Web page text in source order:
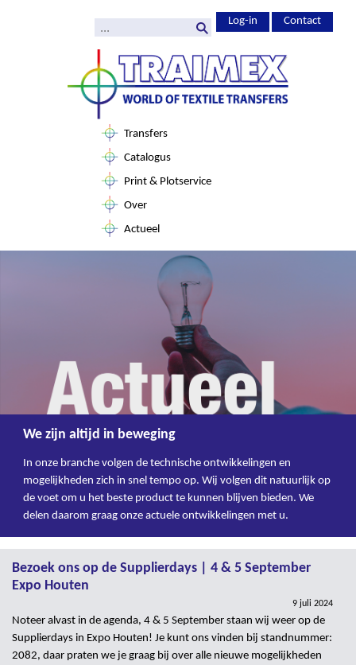
Log-in Contact
Transfers
Catalogus
Print & Plotservice
Over
Actueel
We zijn altijd in beweging
In onze branche volgen de technische ontwikkelingen en
mogelijkheden zich in snel tempo op. Wij volgen dit natuurlijk op
de voet om u het beste product te kunnen blijven bieden. We
delen daarom graag onze actuele ontwikkelingen met u.
Bezoek ons op de Supplierdays | 4 & 5 September
Expo Houten
9 juli 2024
Noteer alvast in de agenda, 4 & 5 September staan wij weer op de
Supplierdays in Expo Houten! Je kunt ons vinden bij standnummer:
2082, daar praten we je graag bij over alle nieuwe mogelijkheden